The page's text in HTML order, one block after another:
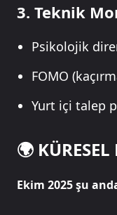
3. Teknik
Psikolojik
FOMO
Yurt içi talep
🌍
Ekim 2025 şu